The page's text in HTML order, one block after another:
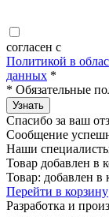
согласен с
Политикой в
данных *
* Обязательные
Узнать
Спасибо за ваш
Сообщение
Наши
Товар добавлен в
Товар: добавлен в
Перейти в корзину
Разработка и